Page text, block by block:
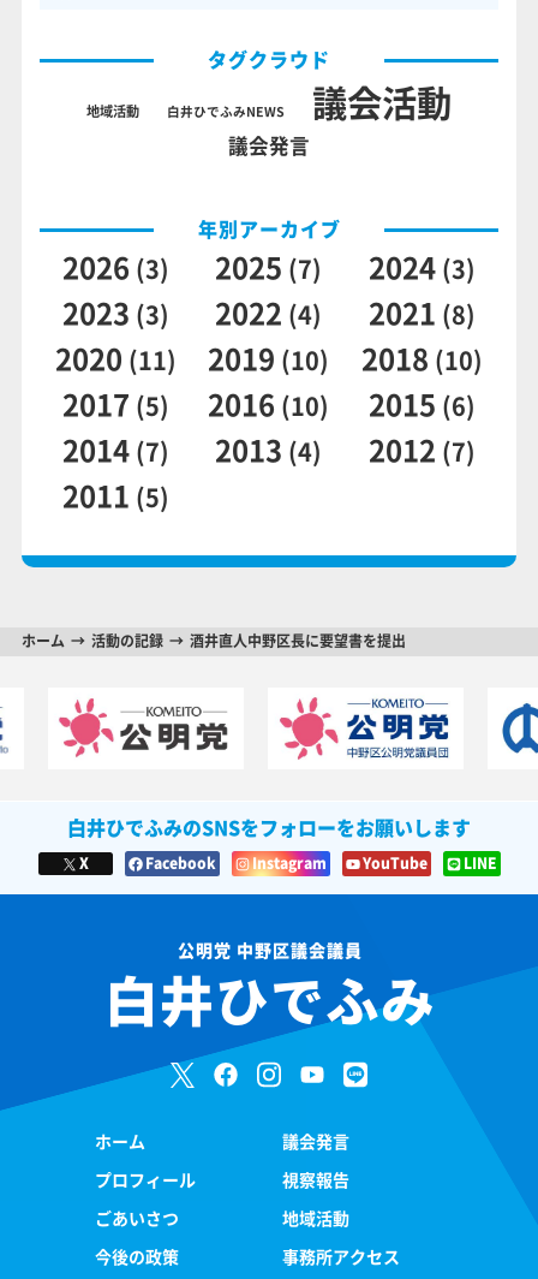
タグクラウド
地域活動 白井ひでふみNEWS 議会活動
議会発言
年別アーカイブ
2026 (3) 2025 (7) 2024(3)
2023 (3) 2022 (4) 2021 (8)
2020 (11) 2019 (10) 2018 (10)
2017 (5) 2016 (10) 2015 (6)
2014 (7) 2013 (4) 2012 (7)
2011 (5)
ホーム 活動の記録 酒井直人中野区長に要望書を提出
白井ひでふみのSNSをフォローをお願いします
X Facebook Instagram YouTube LINE
ホーム
プロフィール
ごあいさつ
今後の政策
議会発言
視察報告
地域活動
事務所アクセス
公明党 中野区議会議員
白井ひでふみ